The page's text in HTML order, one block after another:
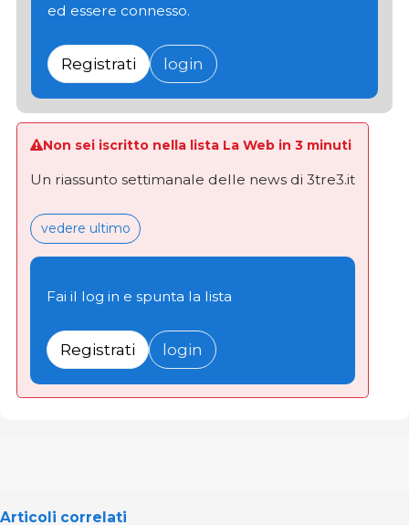
ed essere connesso.
Registrati login
Non sei iscritto nella lista La Web in 3 minuti
Un riassunto settimanale delle news di 3tre3.it
vedere ultimo
Fai il log in e spunta la lista
Registrati login
Articoli correlati